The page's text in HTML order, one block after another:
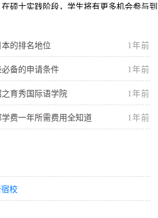
硕士实践阶段，学生将有更多机会参与
研究科(理论)、设计研究科(理论)、漫画研
万元，每期支付 187,500 日元。这些研究
学费用于保障学生在理论研究过程中有充
的排名地位 1年前
备的申请条件 1年前
育秀国际语学院 1年前
费一年所需费用全知道 1年前
校